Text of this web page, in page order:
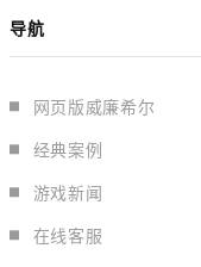
导航
网页版威廉希尔
经典案例
游戏新闻
在线客服